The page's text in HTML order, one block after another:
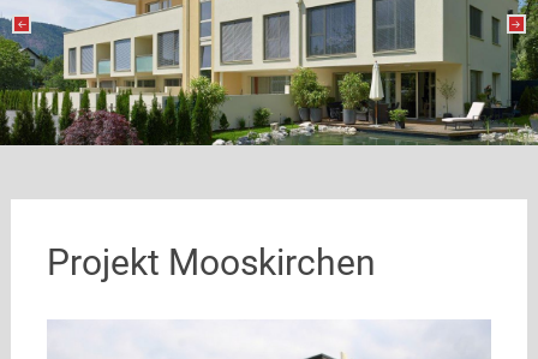
Projekt Mooskirchen